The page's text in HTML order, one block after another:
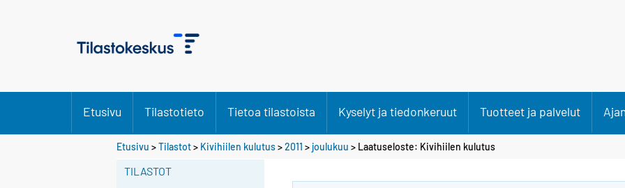
Etusivu Tilastotieto Tietoa tilastoista Kyselyt ja tiedonkeruut Tuotteet ja palvelut
Etusivu >Tilastot> Kivihiilen kulutus>2011 > joulukuu > Laatuseloste: Kivihiilen kulutus
TILASTOT